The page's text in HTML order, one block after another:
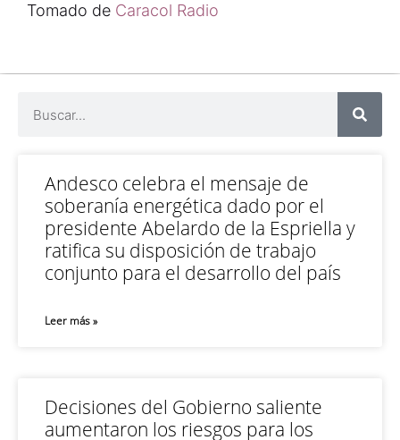
Tomado de Caracol Radio
Andesco celebra el mensaje de
soberanía energética dado por el
presidente Abelardo de la Espriella y
ratifica su disposición de trabajo
conjunto para el desarrollo del país
Leer más »
Decisiones del Gobierno saliente
aumentaron los riesgos para los